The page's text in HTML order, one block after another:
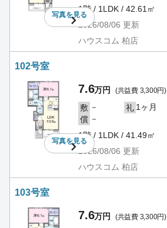
写真を見る
1階 / 1LDK / 42.61㎡
2026/08/06 更新
ハウスコム 柏店
102号室
写真を見る
7.6万円 (共益費 3,300円)
敷 － 礼 1ヶ月
償 －
1階 / 1LDK / 41.49㎡
2026/08/06 更新
ハウスコム 柏店
103号室
7.6万円 (共益費 3,300円)